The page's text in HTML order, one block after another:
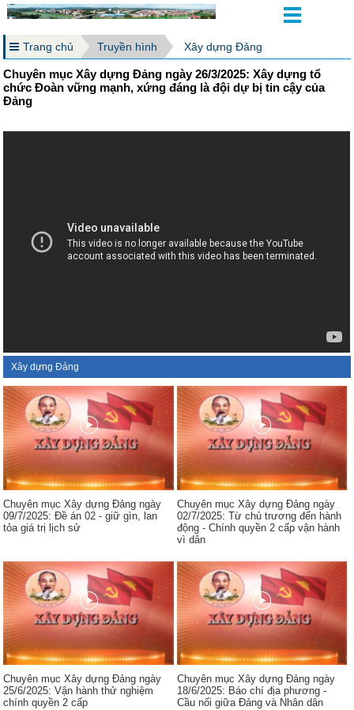
Trang chủ Truyền hình Xây dựng Đảng
Chuyên mục Xây dựng Đảng ngày 26/3/2025: Xây dựng tổ
chức Đoàn vững mạnh, xứng đáng là đội dự bị tin cậy của
Đảng
Xây dựng Đảng
Chuyên mục Xây dựng Đảng ngày
09/7/2025: Đề án 02 - giữ gìn, lan
tỏa giá trị lịch sử
Chuyên mục Xây dựng Đảng ngày
02/7/2025: Từ chủ trương đến hành
động - Chính quyền 2 cấp vận hành
vì dân
Chuyên mục Xây dựng Đảng ngày
25/6/2025: Vận hành thử nghiệm
chính quyền 2 cấp
Chuyên mục Xây dựng Đảng ngày
18/6/2025: Báo chí địa phương -
Cầu nối giữa Đảng và Nhân dân